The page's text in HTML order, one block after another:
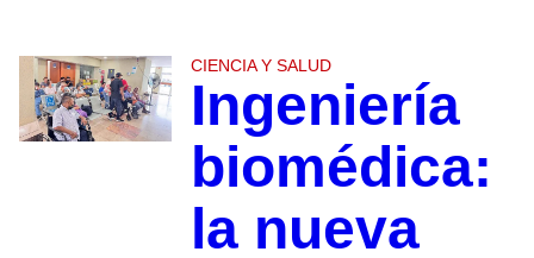
CIENCIA Y SALUD
Ingeniería
biomédica:
la nueva